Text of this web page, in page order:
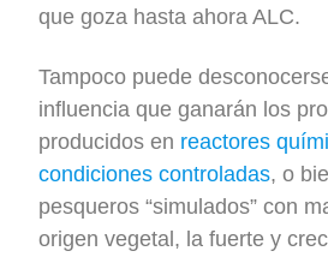
que goza hasta ahora ALC.
Tampoco puede
influencia que ganarán los
producidos en reactores
condiciones controladas, o
pesqueros “simulados” con
origen vegetal, la fuerte y